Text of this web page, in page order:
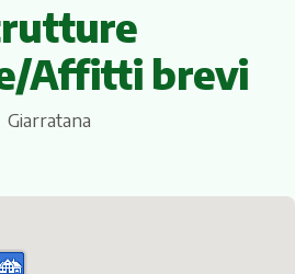
Affitti brevi
Giarratana